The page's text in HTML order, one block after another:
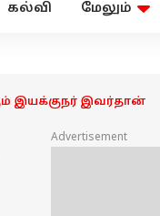
கல்வி
மேலும்
இயக்குநர் இவர்தான்
Advertisement